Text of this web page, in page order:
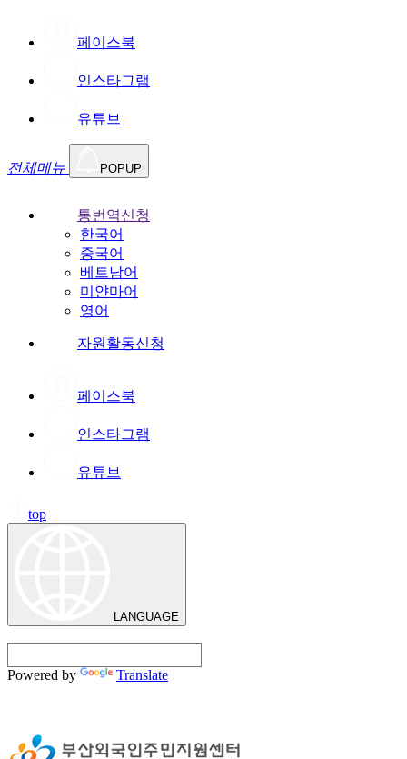
페이스북
인스타그램
유튜브
전체메뉴 POPUP
통번역신청
한국어
중국어
베트남어
미얀마어
영어
자원활동신청
페이스북
인스타그램
유튜브
top
LANGUAGE
Powered by Translate